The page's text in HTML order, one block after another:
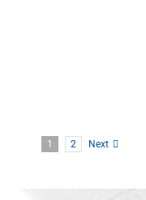
1 2 Next